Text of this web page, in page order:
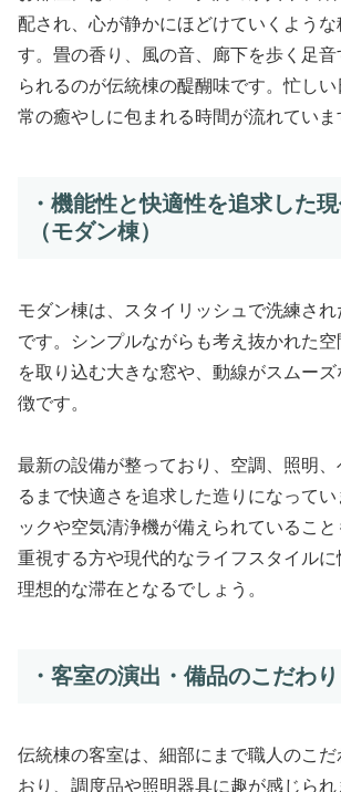
配され、心が静かにほどけていくよう
す。畳の香り、風の音、廊下を歩く足
られるのが伝統棟の醍醐味です。忙しい
常の癒やしに包まれる時間が流れていま
・機能性と快適性を追求した
（モダン棟）
モダン棟は、スタイリッシュで洗練さ
です。シンプルながらも考え抜かれた
を取り込む大きな窓や、動線がスムー
徴です。
最新の設備が整っており、空調、照明
るまで快適さを追求した造りになって
ックや空気清浄機が備えられているこ
重視する方や現代的なライフスタイル
理想的な滞在となるでしょう。
・客室の演出・備品のこだわり
伝統棟の客室は、細部にまで職人のこ
おり、調度品や照明器具に趣が感じら